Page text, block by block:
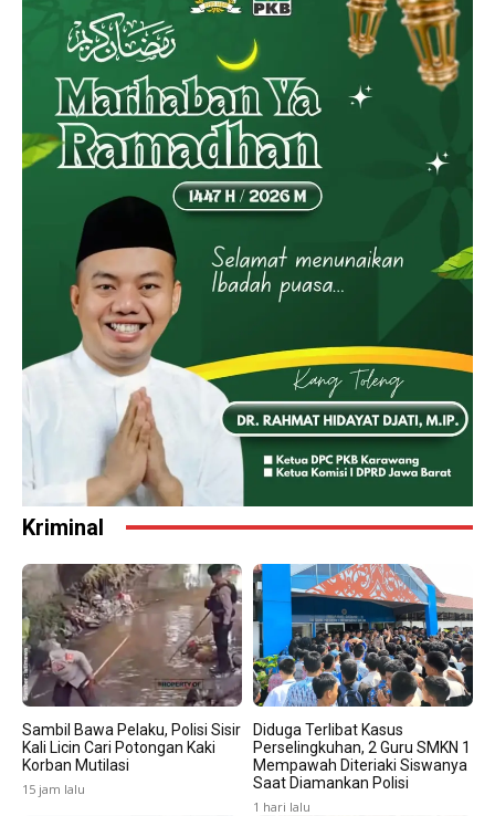
Kriminal
Sambil Bawa Pelaku, Polisi Sisir
Kali Licin Cari Potongan Kaki
Korban Mutilasi
15 jam lalu
Diduga Terlibat Kasus
Perselingkuhan, 2 Guru SMKN 1
Mempawah Diteriaki Siswanya
Saat Diamankan Polisi
1 hari lalu